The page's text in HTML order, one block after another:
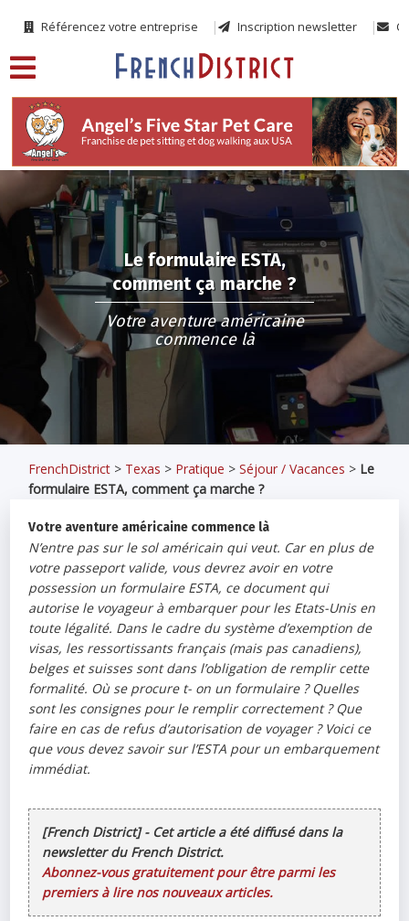
Référencez votre entreprise Inscription newsletter
Le formulaire ESTA,
comment ça marche ?
Votre aventure américaine
commence là
FrenchDistrict > Texas > Pratique >Séjour / Vacances > Le
formulaire ESTA, comment ça marche ?
Votre aventure américaine commence là
N’entre pas sur le sol américain qui veut. Car en plus de
votre passeport valide, vous devrez avoir en votre
possession un formulaire ESTA, ce document qui
autorise le voyageur à embarquer pour les Etats-Unis en
toute légalité. Dans le cadre du système d’exemption de
visas, les ressortissants français (mais pas canadiens),
belges et suisses sont dans l’obligation de remplir cette
formalité. Où se procure t- on un formulaire ? Quelles
sont les consignes pour le remplir correctement ? Que
faire en cas de refus d’autorisation de voyager ? Voici ce
que vous devez savoir sur l’ESTA pour un embarquement
immédiat.
[French District] - Cet article a été diffusé dans la
newsletter du French District.
Abonnez-vous gratuitement pour être parmi les
premiers à lire nos nouveaux articles.